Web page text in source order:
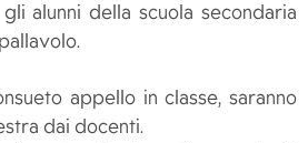
alunni della scuola secondaria
appello in classe, saranno
dai docenti.